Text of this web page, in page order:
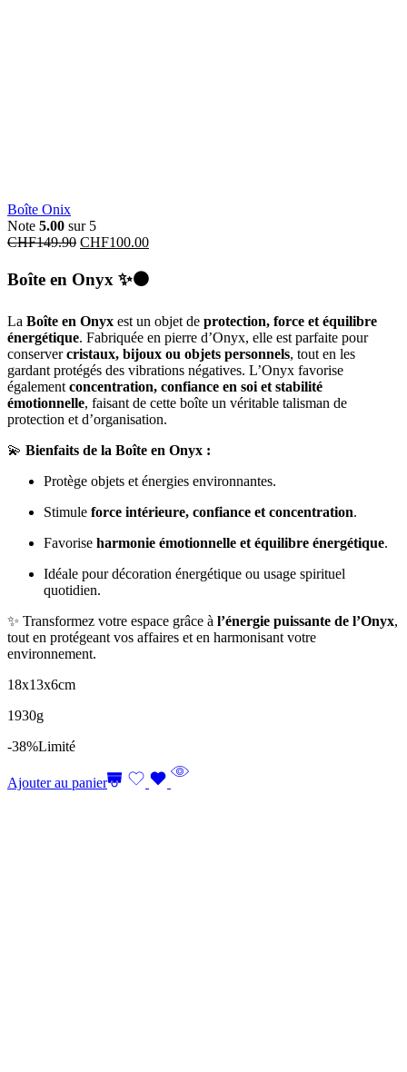
Boîte Onix
Note 5.00 sur 5
CHF149.90 CHF100.00
Boîte en Onyx ✨⚫
La Boîte en Onyx est un objet de protection, force et équilibre
énergétique. Fabriquée en pierre d’Onyx, elle est parfaite pour
conservercristaux, bijoux ou objets personnels, tout en les
gardant protégés des vibrations négatives. L’Onyx favorise
également concentration, confiance en soi et stabilité
émotionnelle, faisant de cette boîte un véritable talisman de
protection et d’organisation.
💫 Bienfaits de la Boîte en Onyx :
Protège objets et énergies environnantes.
Stimule force intérieure, confiance et concentration.
Favorise harmonie émotionnelle et équilibre énergétique.
Idéale pour décoration énergétique ou usage spirituel
quotidien.
✨ Transformez votre espace grâce à l’énergie puissante de l’Onyx,
tout en protégeant vos affaires et en harmonisant votre
environnement.
18x13x6cm
1930g
-38%Limité
Ajouter au panier